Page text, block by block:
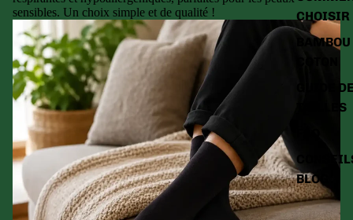
CHOISIR
GUIDE
TAILLES
BLOG
sensibles. Un choix simple et de qualité !